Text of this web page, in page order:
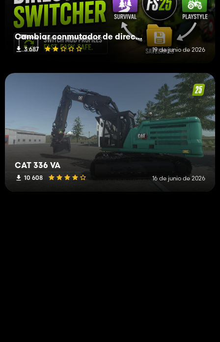
Cambiar conmutador de directorio
3 687 19 de junio de 2026
CAT 336 VA
10 608 16 de junio de 2026